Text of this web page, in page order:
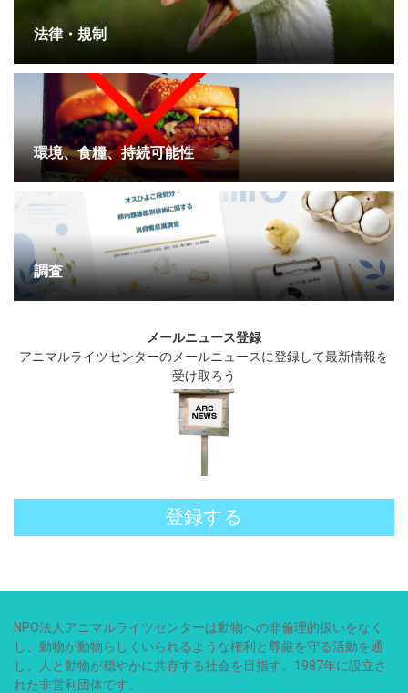
法律・規制
環境、食糧、持続可能性
調査
メールニュース登録
アニマルライツセンターのメールニュースに登録して最新情報を
受け取ろう
登録する
NPO法人アニマルライツセンターは動物への非倫理的扱いをなく
し、動物が動物らしくいられるような権利と尊厳を守る活動を通
し、人と動物が穏やかに共存する社会を目指す、1987年に設立さ
れた非営利団体です。